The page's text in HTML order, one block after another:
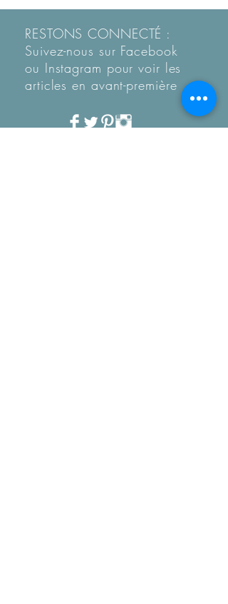
RESTONS CONNECTÉ :
Suivez-nous sur Facebook
ou Instagram pour voir les
articles en avant-première